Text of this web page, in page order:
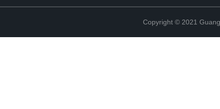
Copyright © 2021